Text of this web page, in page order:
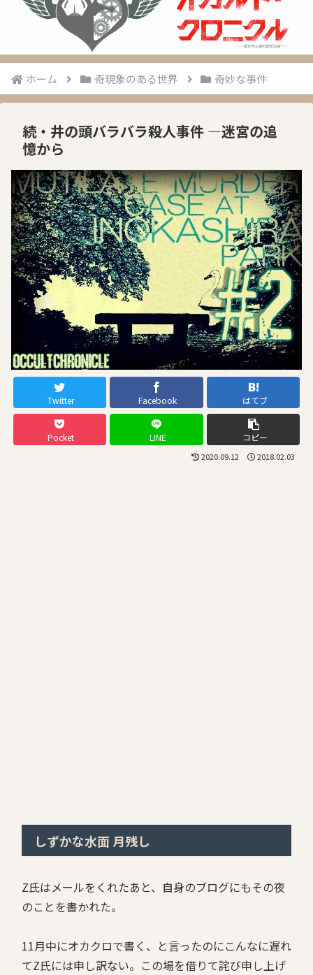
ホーム 奇現象のある世界 奇妙な事件
続・井の頭バラバラ殺人事件 ―迷宮の追
憶から
Twitter Facebook はてブ
Pocket LINE コピー
2020.09.12 2018.02.03
しずかな水面 月残し
Z氏はメールをくれたあと、自身のブログにもその夜
のことを書かれた。
11月中にオカクロで書く、と言ったのにこんなに遅れ
てZ氏には申し訳ない。この場を借りて詫び申し上げ